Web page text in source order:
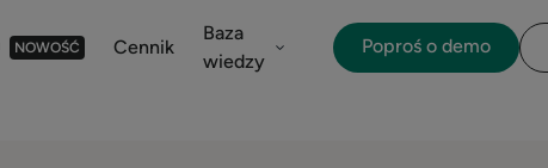
NOWOŚĆ Cennik
Baza
wiedzy
Poproś o demo